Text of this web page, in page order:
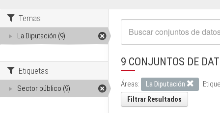
9 CONJUNTOS DE
Áreas: La Diputación
Filtrar Resultados
Temas
La Diputación (9)
Etiquetas
Sector público (9)